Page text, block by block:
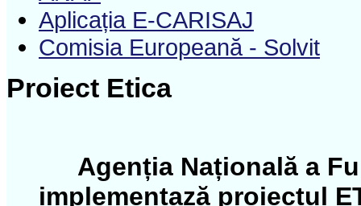
Aplicația E-CARISAJ
Comisia Europeană - Solvit
Proiect Etica
Agenția Națională a
implementază proiectul